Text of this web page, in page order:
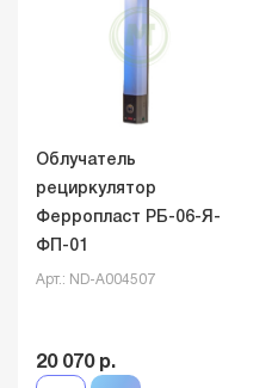
Облучатель
рециркулятор
Ферропласт РБ-06-Я-
ФП-01
Арт.: ND-A004507
20 070 р.